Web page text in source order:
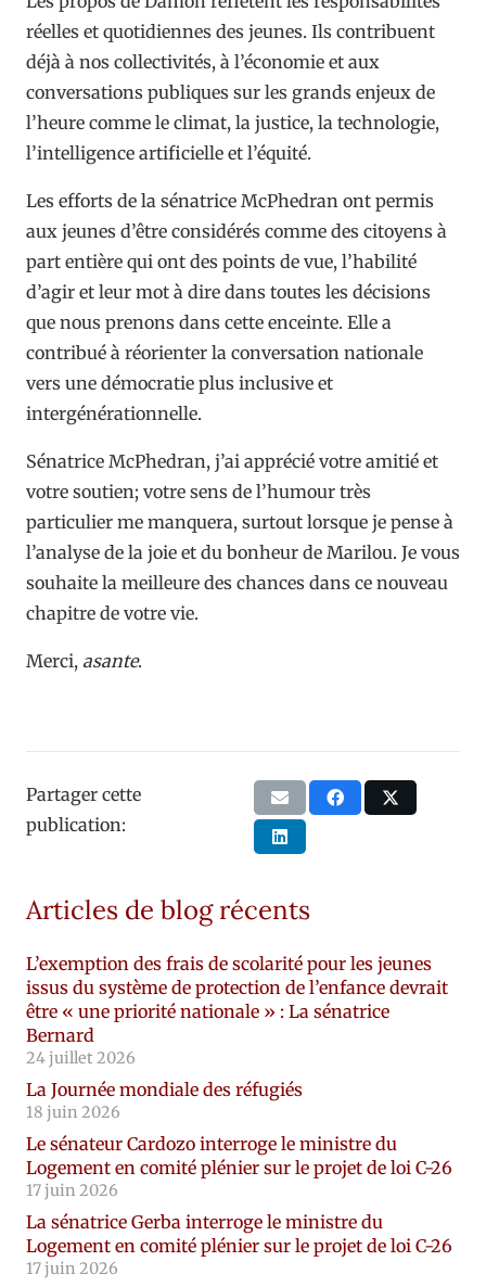
réelles et quotidiennes des jeunes. Ils contribuent
déjà à nos collectivités, à l’économie et aux
conversations publiques sur les grands enjeux de
l’heure comme le climat, la justice, la technologie,
l’intelligence artificielle et l’équité.
Les efforts de la sénatrice McPhedran ont permis
aux jeunes d’être considérés comme des citoyens à
part entière qui ont des points de vue, l’habilité
d’agir et leur mot à dire dans toutes les décisions
que nous prenons dans cette enceinte. Elle a
contribué à réorienter la conversation nationale
vers une démocratie plus inclusive et
intergénérationnelle.
Sénatrice McPhedran, j’ai apprécié votre amitié et
votre soutien; votre sens de l’humour très
particulier me manquera, surtout lorsque je pense à
l’analyse de la joie et du bonheur de Marilou. Je vous
souhaite la meilleure des chances dans ce nouveau
chapitre de votre vie.
Merci, asante.
Partager cette
publication:
Articles de blog récents
L’exemption des frais de scolarité pour les jeunes
issus du système de protection de l’enfance devrait
être « une priorité nationale » : La sénatrice
Bernard
24 juillet 2026
La Journée mondiale des réfugiés
18 juin 2026
Le sénateur Cardozo interroge le ministre du
Logement en comité plénier sur le projet de loi C-26
17 juin 2026
La sénatrice Gerba interroge le ministre du
Logement en comité plénier sur le projet de loi C-26
17 juin 2026